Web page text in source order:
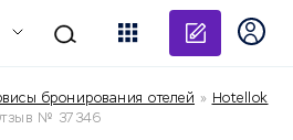
бронирования отелей » Hotellok
№ 37346